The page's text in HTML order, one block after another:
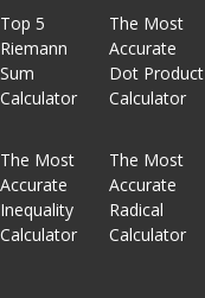
Top 5
Riemann
Sum
Calculator
The Most
Accurate
Dot Product
Calculator
The Most
Accurate
Inequality
Calculator
The Most
Accurate
Radical
Calculator